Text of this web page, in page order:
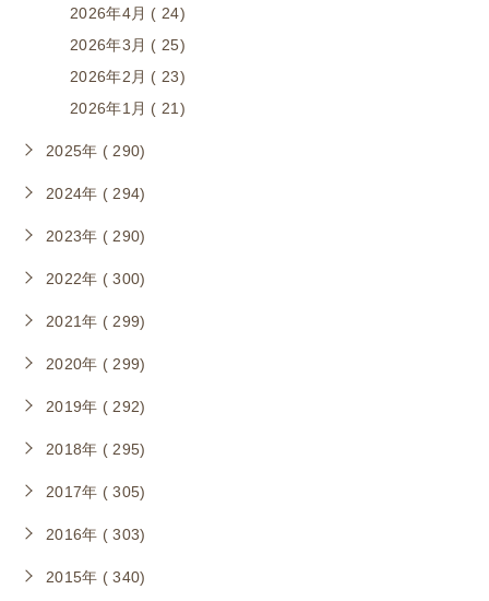
2026年4月 ( 24)
2026年3月 ( 25)
2026年2月 ( 23)
2026年1月 ( 21)
2025年 ( 290)
2024年 ( 294)
2023年 ( 290)
2022年 ( 300)
2021年 ( 299)
2020年 ( 299)
2019年 ( 292)
2018年 ( 295)
2017年 ( 305)
2016年 ( 303)
2015年 ( 340)